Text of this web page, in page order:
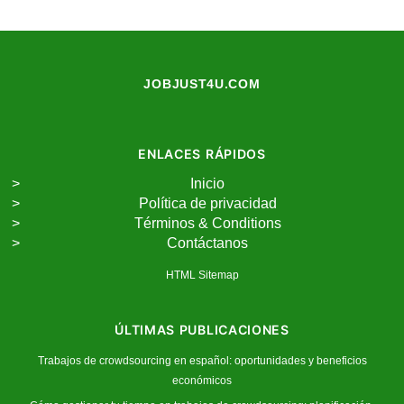
JOBJUST4U.COM
ENLACES RÁPIDOS
Inicio
Política de privacidad
Términos & Conditions
Contáctanos
HTML Sitemap
ÚLTIMAS PUBLICACIONES
Trabajos de crowdsourcing en español: oportunidades y beneficios
económicos